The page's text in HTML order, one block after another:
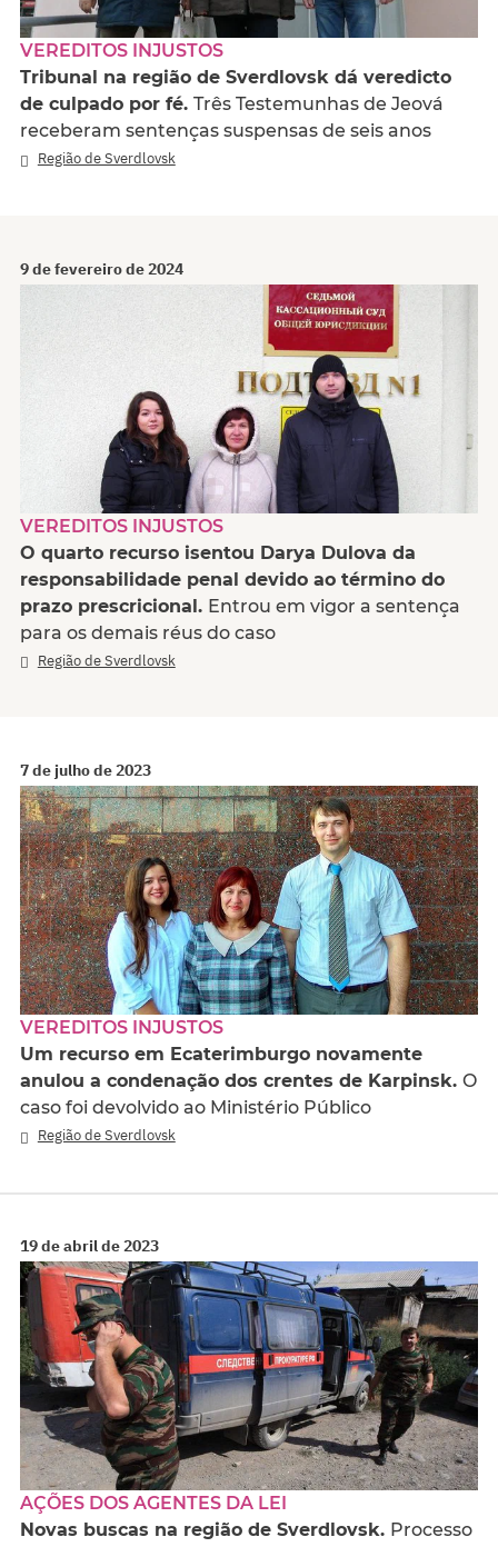
VEREDITOS INJUSTOS
Tribunal na região de Sverdlovsk dá veredicto
de culpado por fé. Três Testemunhas de Jeová
receberam sentenças suspensas de seis anos
Região de Sverdlovsk
9 de fevereiro de 2024
VEREDITOS INJUSTOS
O quarto recurso isentou Darya Dulova da
responsabilidade penal devido ao término do
prazo prescricional. Entrou em vigor a sentença
para os demais réus do caso
Região de Sverdlovsk
7 de julho de 2023
VEREDITOS INJUSTOS
Um recurso em Ecaterimburgo novamente
anulou a condenação dos crentes de Karpinsk. O
caso foi devolvido ao Ministério Público
Região de Sverdlovsk
19 de abril de 2023
AÇÕES DOS AGENTES DA LEI
Novas buscas na região de Sverdlovsk. Processo